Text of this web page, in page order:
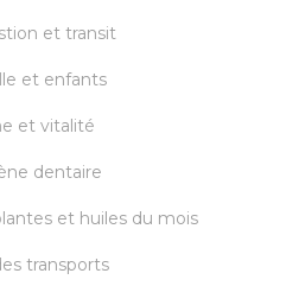
et transit
et enfants
et vitalité
dentaire
et huiles du mois
transports